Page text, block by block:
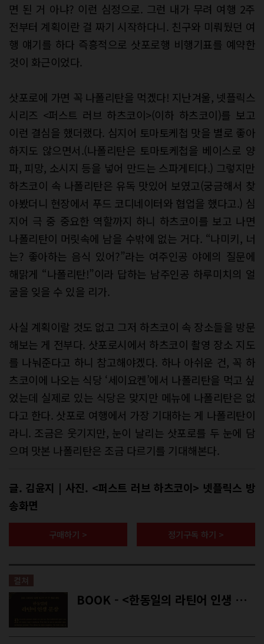
면 된 거 아냐? 이런 심정으로. 그런 내가 무려 여행 2주
전부터 계획이란 걸 짜기 시작하다니. 친구와 미뤄뒀던 여
행 얘기를 하다 즉흥적으로 삿포로행 비행기표를 예약한
것이 화근이었다.
삿포로에 가면 꼭 나폴리탄을 먹겠다! 지난겨울, 넷플릭스
시리즈 <퍼스트 러브 하츠코이>(이하 하츠코이)를 보고
이런 결심을 했더랬다. 심지어 토마토케첩 맛을 별로 좋아
하지도 않으면서.(나폴리탄은 토마토케첩을 베이스로 양
파, 피망, 소시지 등을 넣어 만드는 스파게티다.) 그렇지만
하츠코이 속 나폴리탄은 유독 맛있어 보였고(궁금해서 찾
아봤더니 현장에서 푸드 코디네이터와 협업을 했다고.) 심
지어 극 중 중요한 역할까지 하니 하츠코이를 보고 나면
나폴리탄이 머릿속에 남을 수밖에 없는 거다. “나미키, 너
는? 좋아하는 음식 있어?”라는 여주인공 야에의 질문에
해맑게 “나폴리탄!”이라 답하는 남주인공 하루미치의 얼
굴을 잊을 수 있을 리가.
사실 계획이랄 것도 없고 그저 하츠코이 속 장소들을 방문
해보는 게 전부다. 삿포로시에서 하츠코이 촬영 장소 지도
를 나눠준다고 하니 참고해야겠다. 하나 아쉬운 건, 꼭 하
츠코이에 나오는 식당 ‘세이요켄’에서 나폴리탄을 먹고 싶
었는데 실제로 있는 식당은 맞지만 메뉴에 나폴리탄은 없
다고 한다. 삿포로 여행에서 가장 기대하는 게 나폴리탄이
라니. 조금은 웃기지만, 눈이 날리는 삿포로를 두 눈에 담
으며 맛본 나폴리탄은 조금 다르기를 기대해본다.
글. 김윤지 | 사진. <퍼스트 러브 하츠코이> 넷플릭스 방
송화면
구매하기 > 정기구독 하기 >
컬쳐
BOOK - <한동일의 라틴어 인생 문장>, <선생님을 위한 애도 수업>